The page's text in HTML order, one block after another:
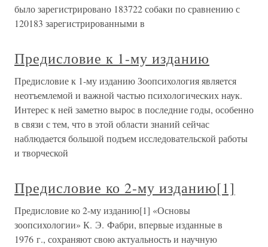
было зарегистрировано 183722 собаки по сравнению с
120183 зарегистрированными в
Предисловие к 1-му изданию
Предисловие к 1-му изданию Зоопсихология является
неотъемлемой и важной частью психологических наук.
Интерес к ней заметно вырос в последние годы, особенно
в связи с тем, что в этой области знаний сейчас
наблюдается большой подъем исследовательской работы
и творческой
Предисловие ко 2-му изданию[1]
Предисловие ко 2-му изданию[1] «Основы
зоопсихологии» К. Э. Фабри, впервые изданные в
1976 г., сохраняют свою актуальность и научную